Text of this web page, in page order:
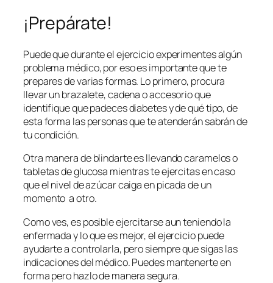
¡Prepárate!
Puede que durante el ejercicio experimentes algún
problema médico, por eso es importante que te
prepares de varias formas. Lo primero, procura
llevar un brazalete, cadena o accesorio que
identifique que padeces diabetes y de qué tipo, de
esta forma las personas que te atenderán sabrán de
tu condición.
Otra manera de blindarte es llevando caramelos o
tabletas de glucosa mientras te ejercitas en caso
que el nivel de azúcar caiga en picada de un
momento a otro.
Como ves, es posible ejercitarse aun teniendo la
enfermada y lo que es mejor, el ejercicio puede
ayudarte a controlarla, pero siempre que sigas las
indicaciones del médico. Puedes mantenerte en
forma pero hazlo de manera segura.